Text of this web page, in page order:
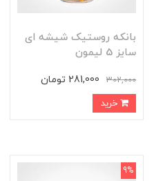
بانکه روستیک شیشه ای
سایز 5 لیمون
302,000 281,000 تومان
9%